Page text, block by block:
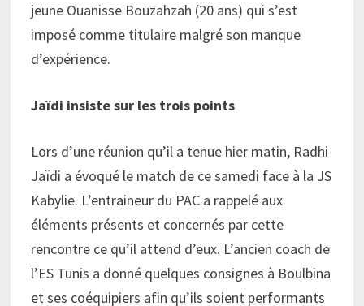
jeune Ouanisse Bouzahzah (20 ans) qui s’est
imposé comme titulaire malgré son manque
d’expérience.
Jaïdi insiste sur les trois points
Lors d’une réunion qu’il a tenue hier matin, Radhi
Jaïdi a évoqué le match de ce samedi face à la JS
Kabylie. L’entraineur du PAC a rappelé aux
éléments présents et concernés par cette
rencontre ce qu’il attend d’eux. L’ancien coach de
l’ES Tunis a donné quelques consignes à Boulbina
et ses coéquipiers afin qu’ils soient performants